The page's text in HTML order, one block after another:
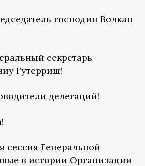
господин Волкан
секретарь
Гутерриш!
делегаций!
сессия Генеральной
в истории Организации